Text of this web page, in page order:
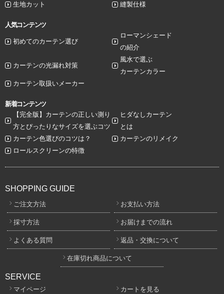
生地カット
縫製仕様
人気コンテンツ
初めてのカーテン選び
ローマンシェード
の紹介
カーテンの光漏れ対策
風水で選ぶ
カーテンカラー
カーテン取扱いメーカー
新着コンテンツ
【完全版】カーテンの正しい測り
方とぴったりなサイズを選ぶコツ
ヒダなしカーテン
とは
カーテン色選びのコツは？
カーテンのリメイク
ロールスクリーンの特徴
SHOPPING GUIDE
ご注文方法 お支払い方法
採寸方法 お届けまでの流れ
よくある質問 返品・交換について
在庫切れ商品について
SERVICE
マイページ カートを見る